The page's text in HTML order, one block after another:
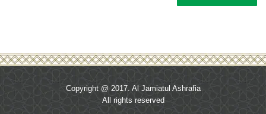
Copyright @ 2017. Al Jamiatul Ashrafia
All rights reserved